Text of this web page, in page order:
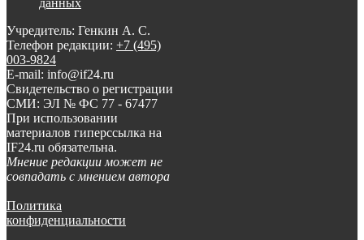
данных
Учредитель: Генкин А. С.
Телефон редакции: +7 (495)
003-9824
E-mail: info@if24.ru
Свидетельство о регистрации
СМИ: ЭЛ № ФС 77 - 67477
При использовании
материалов гиперссылка на
IF24.ru обязательна.
Мнение редакции может не
совпадать с мнением автора
Политика
конфиденциальности